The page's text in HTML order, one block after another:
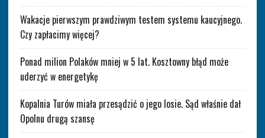
Wakacje pierwszym prawdziwym testem systemu kaucyjnego.
Czy zapłacimy więcej?
Ponad milion Polaków mniej w 5 lat. Kosztowny błąd może
uderzyć w energetykę
Kopalnia Turów miała przesądzić o jego losie. Sąd właśnie dał
Opolnu drugą szansę